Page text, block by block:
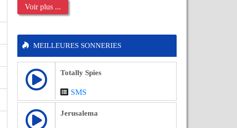
Voir plus ...
MEILLEURES SONNERIES
Totally Spies
SMS
Jerusalema